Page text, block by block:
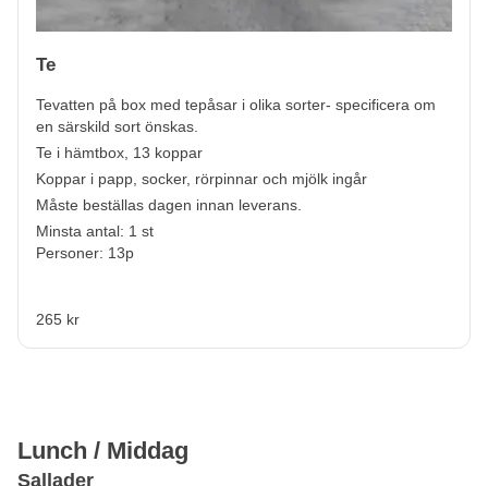
Te
Tevatten på box med tepåsar i olika sorter- specificera om
en särskild sort önskas.
Te i hämtbox, 13 koppar
Koppar i papp, socker, rörpinnar och mjölk ingår
Måste beställas dagen innan leverans.
Minsta antal: 1 st
Personer: 13p
265 kr
Lunch / Middag
Sallader